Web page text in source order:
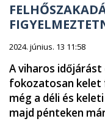
2024. június. 13 11:58
A viharos
fokozatosan kelet
még a déli és
majd pénteken